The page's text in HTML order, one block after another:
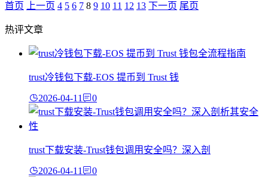
首页 上一页 4 5 6 7 8 9 10 11 12 13 下一页 尾页
热评文章
trust冷钱包下载-EOS 提币到 Trust 钱
2026-04-11 0
trust下载安装-Trust钱包调用安全吗？深入剖
2026-04-11 0